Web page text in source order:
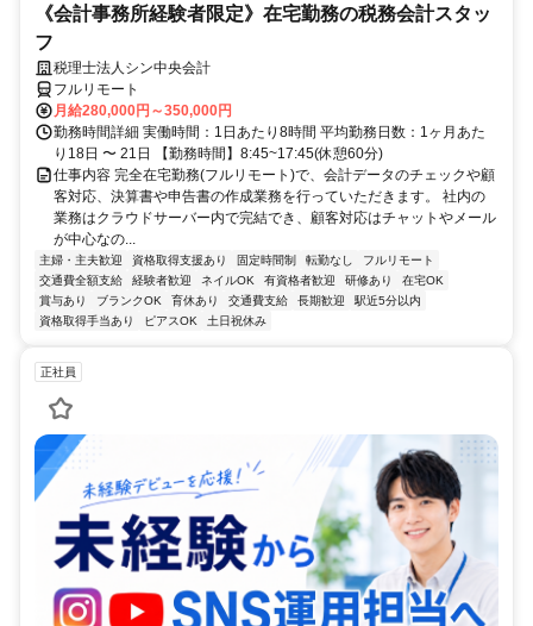
《会計事務所経験者限定》在宅勤務の税務会計スタッ
フ
税理士法人シン中央会計
フルリモート
月給280,000円～350,000円
勤務時間詳細 実働時間：1日あたり8時間 平均勤務日数：1ヶ月あた
り18日 〜 21日 【勤務時間】8:45~17:45(休憩60分)
仕事内容 完全在宅勤務(フルリモート)で、会計データのチェックや顧
客対応、決算書や申告書の作成業務を行っていただきます。 社内の
業務はクラウドサーバー内で完結でき、顧客対応はチャットやメール
が中心なの...
主婦・主夫歓迎 資格取得支援あり 固定時間制 転勤なし
フルリモート
交通費全額支給
経験者歓迎 ネイルOK 有資格者歓迎 研修あり
在宅OK
賞与あり
ブランクOK 育休あり 交通費支給 長期歓迎
駅近5分以内
資格取得手当あり
ピアスOK 土日祝休み
正社員